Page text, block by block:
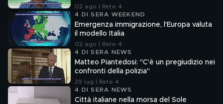
Mendolicchio
02 ago | Rete 4
4 DI SERA WEEKEND
Emergenza immigrazione, l'Europa valuta
il modello Italia
02 ago | Rete 4
4 DI SERA NEWS
Matteo Piantedosi: "C'è un pregiudizio nei
confronti della polizia"
29 lug | Rete 4
4 DI SERA NEWS
Città italiane nella morsa del Sole